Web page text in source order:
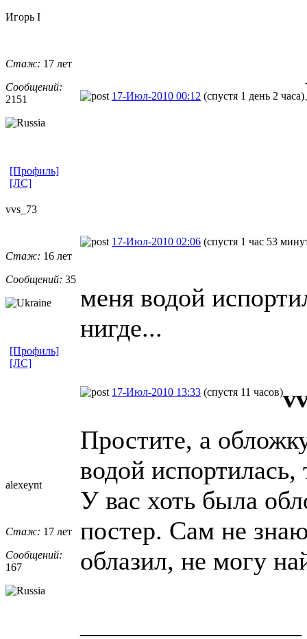
Игорь I
Стаж: 17 лет
Сообщений:
2151
17-Июл-2010 00:12 (спустя 1 день 2 часа)
[Профиль]
[ЛС]
vvs_73
Стаж: 16 лет
Сообщений: 35
17-Июл-2010 02:06 (спустя 1 час 53
меня водой
нигде...
[Профиль]
[ЛС]
alexeynt
Стаж: 17 лет
Сообщений:
167
17-Июл-2010 13:33 (спустя 11 часов)
Простите, а
водой
У вас хоть была
постер. Сам не
облазил, не могу